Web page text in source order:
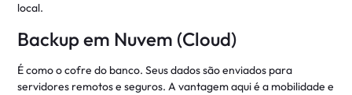
local.
Backup em Nuvem (Cloud)
É como o cofre do banco. Seus dados são enviados para
servidores remotos e seguros. A vantagem aqui é a mobilidade e